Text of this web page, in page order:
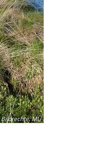
Bildrechte:MU